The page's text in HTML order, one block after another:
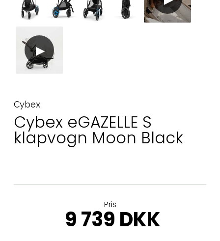
Cybex
Cybex eGAZELLE S
klapvogn Moon Black
Pris
9 739 DKK
Sol og svømning Outlet
Guide